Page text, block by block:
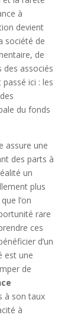
à
devient
société de
de
associés
passé ici : les
du fonds
assure une
des parts à
un
plus
l’on
rare
ces
d’un
est une
de
à son taux
à